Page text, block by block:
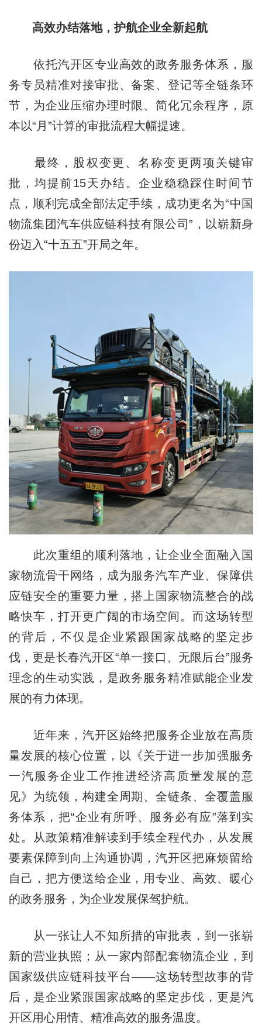
高效办结落地，护航企业全新起航
依托汽开区专业高效的政务服务体系，服
务专员精准对接审批、备案、登记等全链条环
节，为企业压缩办理时限、简化冗余程序，原
本以“月”计算的审批流程大幅提速。
最终，股权变更、名称变更两项关键审
批，均提前15天办结。企业稳稳踩住时间节
点，顺利完成全部法定手续，成功更名为“中国
物流集团汽车供应链科技有限公司”，以崭新身
份迈入“十五五”开局之年。
此次重组的顺利落地，让企业全面融入国
家物流骨干网络，成为服务汽车产业、保障供
应链安全的重要力量，搭上国家物流整合的战
略快车，打开更广阔的市场空间。而这场转型
的背后，不仅是企业紧跟国家战略的坚定步
伐，更是长春汽开区“单一接口、无限后台”服务
理念的生动实践，是政务服务精准赋能企业发
展的有力体现。
近年来，汽开区始终把服务企业放在高质
量发展的核心位置，以《关于进一步加强服务
一汽服务企业工作推进经济高质量发展的意
见》为统领，构建全周期、全链条、全覆盖服
务体系，把“企业有所呼、服务必有应”落到实
处。从政策精准解读到手续全程代办，从发展
要素保障到向上沟通协调，汽开区把麻烦留给
自己，把方便送给企业，用专业、高效、暖心
的政务服务，为企业发展保驾护航。
从一张让人不知所措的审批表，到一张崭
新的营业执照；从一家内部配套物流企业，到
国家级供应链科技平台——这场转型故事的背
后，是企业紧跟国家战略的坚定步伐，更是汽
开区用心用情、精准高效的服务温度。